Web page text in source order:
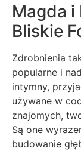
Magda i
Bliskie
Zdrobnienia
popularne i
intymny,
używane w
znajomych,
Są one
budowanie